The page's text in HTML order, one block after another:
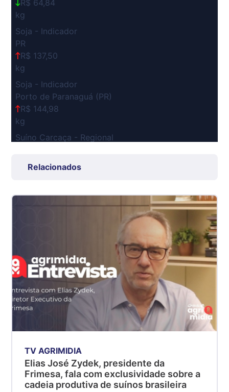
R$ 64,84
kg
Soja - Indicador
PR
R$ 137,50
kg
Soja - Indicador
Porto de Paranaguá (PR)
R$ 144,98
kg
Suíno Carcaça - Regional
R$ 7,53
MG
R$ 5,05
kg
Suíno - Estadual
PR
kg
Suíno - Estadual
SC
R$ 4,48
kg
Relacionados
TV AGRIMIDIA
Elias José Zydek, presidente da
Frimesa, fala com exclusividade sobre a
cadeia produtiva de suínos brasileira